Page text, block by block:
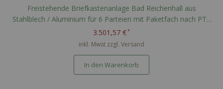
Freistehende Briefkastenanlage Bad Reichenhall aus
Stahlblech / Aluminium für 6 Parteien mit Paketfach nach PTT
Norm - RAL nach Wahl
3.501,57 €
inkl. Mwst zzgl. Versand
In den Warenkorb